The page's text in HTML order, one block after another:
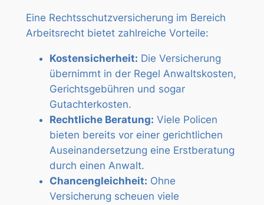
Eine Rechtsschutzversicherung im Bereich
Arbeitsrecht bietet zahlreiche Vorteile:
Kostensicherheit: Die Versicherung
übernimmt in der Regel Anwaltskosten,
Gerichtsgebühren und sogar
Gutachterkosten.
Rechtliche Beratung: Viele Policen
bieten bereits vor einer gerichtlichen
Auseinandersetzung eine Erstberatung
durch einen Anwalt.
Chancengleichheit: Ohne
Versicherung scheuen viele